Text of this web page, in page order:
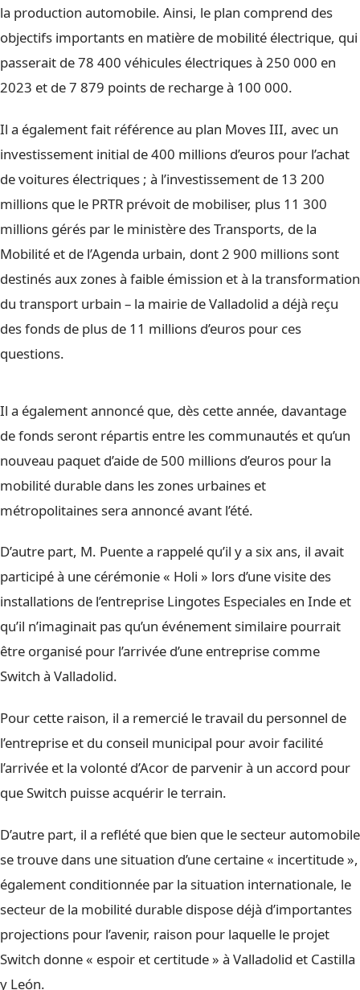
la production automobile. Ainsi, le plan comprend des
objectifs importants en matière de mobilité électrique, qui
passerait de 78 400 véhicules électriques à 250 000 en
2023 et de 7 879 points de recharge à 100 000.
Il a également fait référence au plan Moves III, avec un
investissement initial de 400 millions d’euros pour l’achat
de voitures électriques ; à l’investissement de 13 200
millions que le PRTR prévoit de mobiliser, plus 11 300
millions gérés par le ministère des Transports, de la
Mobilité et de l’Agenda urbain, dont 2 900 millions sont
destinés aux zones à faible émission et à la transformation
du transport urbain – la mairie de Valladolid a déjà reçu
des fonds de plus de 11 millions d’euros pour ces
questions.
Il a également annoncé que, dès cette année, davantage
de fonds seront répartis entre les communautés et qu’un
nouveau paquet d’aide de 500 millions d’euros pour la
mobilité durable dans les zones urbaines et
métropolitaines sera annoncé avant l’été.
D’autre part, M. Puente a rappelé qu’il y a six ans, il avait
participé à une cérémonie « Holi » lors d’une visite des
installations de l’entreprise Lingotes Especiales en Inde et
qu’il n’imaginait pas qu’un événement similaire pourrait
être organisé pour l’arrivée d’une entreprise comme
Switch à Valladolid.
Pour cette raison, il a remercié le travail du personnel de
l’entreprise et du conseil municipal pour avoir facilité
l’arrivée et la volonté d’Acor de parvenir à un accord pour
que Switch puisse acquérir le terrain.
D’autre part, il a reflété que bien que le secteur automobile
se trouve dans une situation d’une certaine « incertitude »,
également conditionnée par la situation internationale, le
secteur de la mobilité durable dispose déjà d’importantes
projections pour l’avenir, raison pour laquelle le projet
Switch donne « espoir et certitude » à Valladolid et Castilla
y León.